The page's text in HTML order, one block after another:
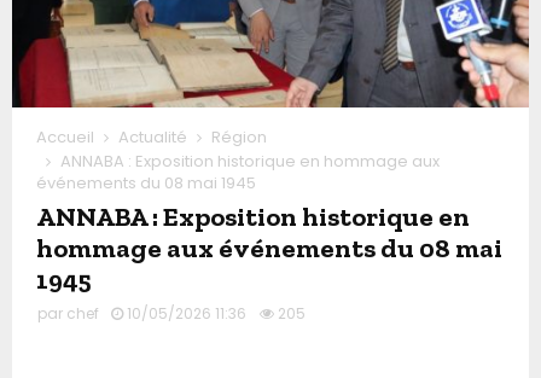
Accueil Actualité
Région
ANNABA : Exposition historique en hommage aux
événements du 08 mai 1945
ANNABA : Exposition historique en
hommage aux événements du 08 mai
1945
par chef 10/05/2026 11:36 205